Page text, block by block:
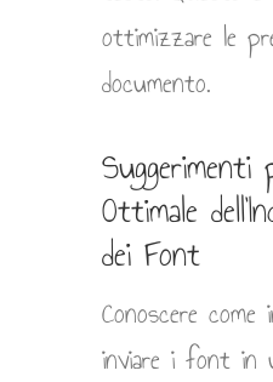
ottimizzare le
documento.
Ottimale
dei Font
Conoscere come
inviare i font in